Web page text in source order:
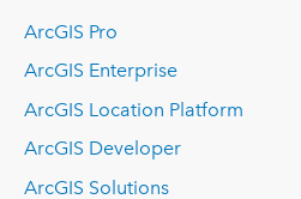
ArcGIS Pro
ArcGIS Enterprise
ArcGIS Location Platform
ArcGIS Developer
ArcGIS Solutions